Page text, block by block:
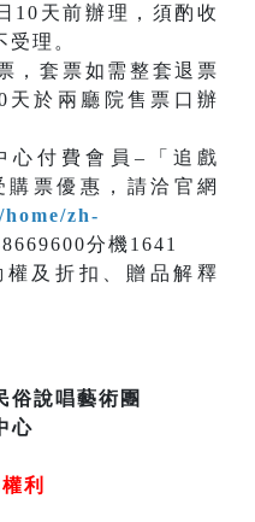
10天前辦理，須酌收
理。
，套票如需整套退票
天於兩廳院售票口辦
心付費會員–「追戲
票優惠，請洽官網
zh-
分機1641
及折扣、贈品解釋
俗說唱藝術團
心
利